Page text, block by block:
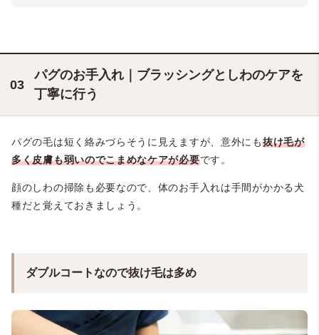
パグのお手入れ｜ブラッシングとしわのケアを
丁寧に行う
パグの毛は短く絡みづらそうに見えますが、意外にも抜け毛が
多く皮膚も弱いのでこまめなケアが必要です。
顔のしわの掃除も必要なので、体のお手入れは手間がかかる犬
種だと覚えておきましょう。
ダブルコートなので抜け毛は多め